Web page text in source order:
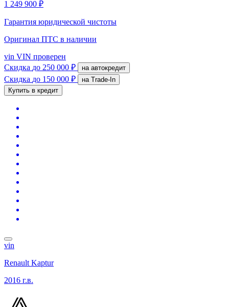
1 249 900 ₽
Гарантия юридической чистоты
Оригинал ПТС в наличии
vin VIN проверен
Скидка до 250 000 ₽ на автокредит
Скидка до 150 000 ₽
на Trade-In
Купить в кредит
vin
Renault Kaptur
2016 г.в.